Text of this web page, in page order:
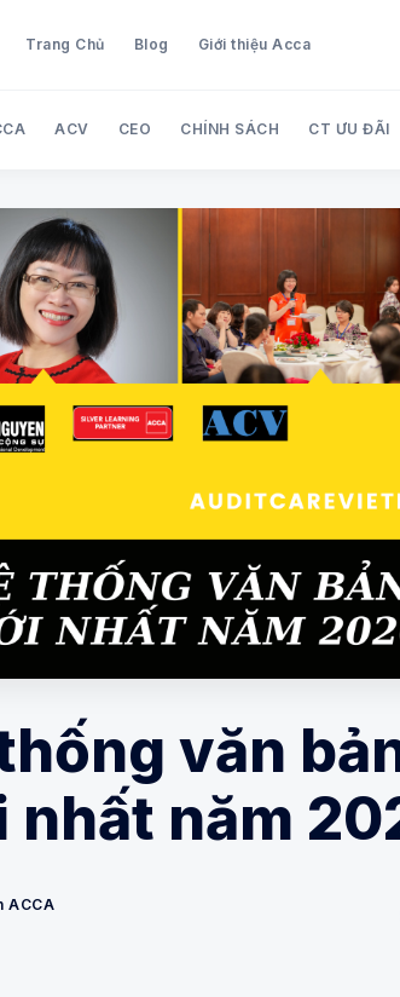
Trang Chủ Blog Giới thiệu Acca
ACV CEO CHÍNH SÁCH CT ƯU ĐÃI
văn
nhất năm
ACCA